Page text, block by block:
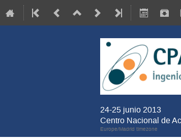
24-25 junio 2013
Centro Nacional de
Europe/Madrid timezone